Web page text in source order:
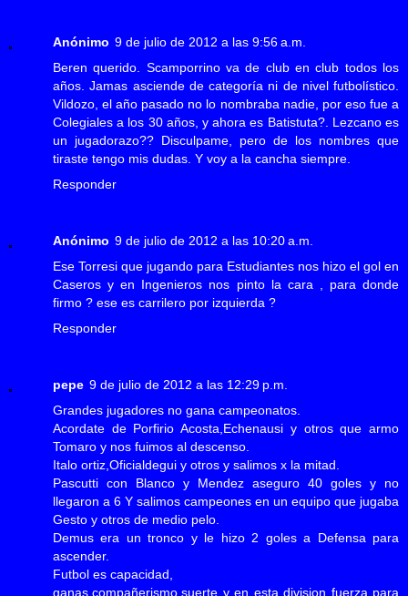
Anónimo 9 de julio de 2012 a las 9:56 a.m.
Beren querido. Scamporrino va de club en club todos los
años. Jamas asciende de categoría ni de nivel futbolístico.
Vildozo, el año pasado no lo nombraba nadie, por eso fue a
Colegiales a los 30 años, y ahora es Batistuta?. Lezcano es
un jugadorazo?? Disculpame, pero de los nombres que
tiraste tengo mis dudas. Y voy a la cancha siempre.
Responder
Anónimo 9 de julio de 2012 a las 10:20 a.m.
Ese Torresi que jugando para Estudiantes nos hizo el gol en
Caseros y en Ingenieros nos pinto la cara , para donde
firmo ? ese es carrilero por izquierda ?
Responder
pepe 9 de julio de 2012 a las 12:29 p.m.
Grandes jugadores no gana campeonatos.
Acordate de Porfirio Acosta,Echenausi y otros que armo
Tomaro y nos fuimos al descenso.
Italo ortiz,Oficialdegui y otros y salimos x la mitad.
Pascutti con Blanco y Mendez aseguro 40 goles y no
llegaron a 6 Y salimos campeones en un equipo que jugaba
Gesto y otros de medio pelo.
Demus era un tronco y le hizo 2 goles a Defensa para
ascender.
Futbol es capacidad,
ganas,compañerismo,suerte y en esta division fuerza para